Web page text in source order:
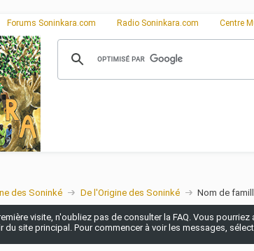
Forums Soninkara.com Radio Soninkara.com Centre
des Soninké De l'Origine des Soninké Nom de
visite, n'oubliez pas de consulter la FAQ. Vous
du site principal. Pour commencer à voir les messages,